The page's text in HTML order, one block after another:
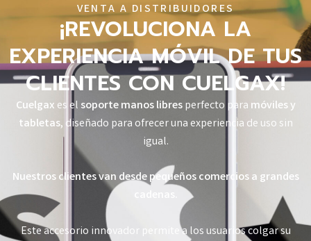
VENTA A DISTRIBUIDORES
¡REVOLUCIONA LA
EXPERIENCIA MÓVIL DE TUS
CLIENTES CON CUELGAX!
Cuelgax es el soporte manos libresperfecto para móviles y
tabletas, diseñado para ofrecer una experiencia de uso sin
igual.
Nuestros clientes van desde pequeños comercios a grandes
Este accesorio innovador permite a los usuarios colgar su